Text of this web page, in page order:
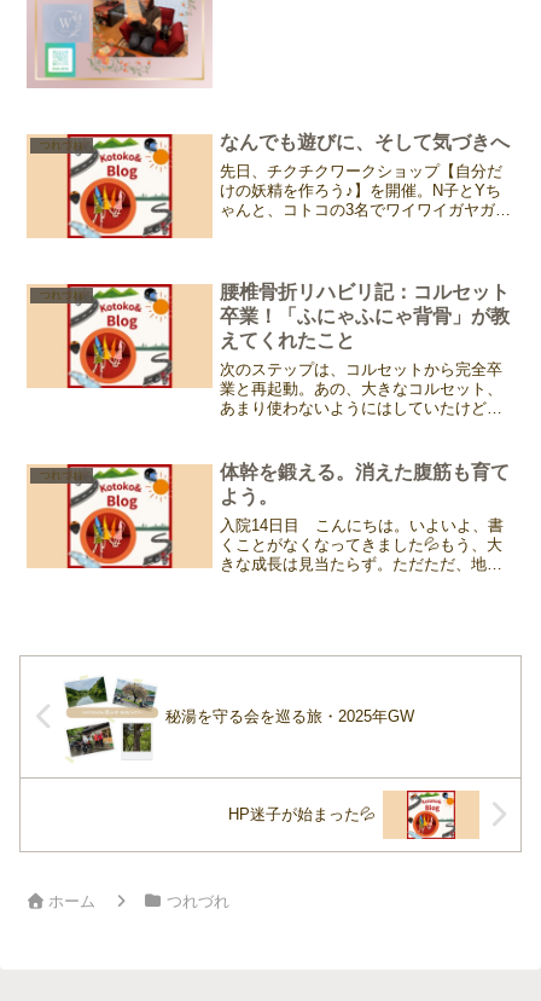
つれづれ なんでも遊びに、そして気づきへ
先日、チクチクワークショップ【自分だ
けの妖精を作ろう♪】を開催。N子とYち
ゃんと、コトコの3名でワイワイガヤガ
楽しいだろうなぁ。...
つれづれ
腰椎骨折リハビリ記：コルセット
卒業！「ふにゃふにゃ背骨」が教
えてくれたこと
次のステップは、コルセットから完全卒
業と再起動。あの、大きなコルセット、
あまり使わないようにはしていたけど、
体力の回復のために1日8000歩を目指して
いたが、まだコルセ...
つれづれ
体幹を鍛える。消えた腹筋も育て
よう。
入院14日目 こんにちは。いよいよ、書
くことがなくなってきました💦もう、大
きな成長は見当たらず。ただただ、地味
秘湯を守る会を巡る旅・2025年GW
HP迷子が始まった💦
ホーム つれづれ